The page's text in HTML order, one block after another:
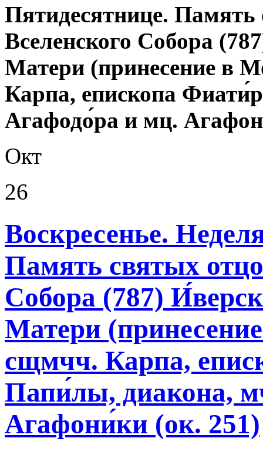
Пятидесятнице.
Вселенского Собора
Матери (принесение в
Карпа, епископа
Агафодо́ра и мц.
Окт
26
Воскресенье.
Память святых
Собора (787)
Матери
сщмчч. Карпа,
Папи́лы, диакона,
Агафони́ки (ок. 251)